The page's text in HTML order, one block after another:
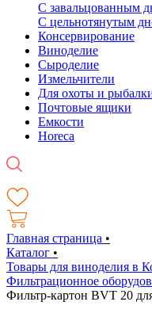
С завальцованным
С цельнотянутым
Консервирование
Виноделие
Сыроделие
Измельчители
Для охоты и
Почтовые ящики
Емкости
Horeca
Главная страница •
Каталог •
Товары для виноделия в
Фильтрационное
Фильтр-картон BVT 20